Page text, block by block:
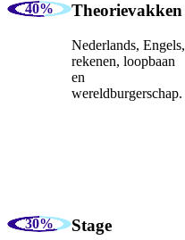
Theorievakken
Nederlands, Engels,
rekenen, loopbaan
en
wereldburgerschap.
Stage